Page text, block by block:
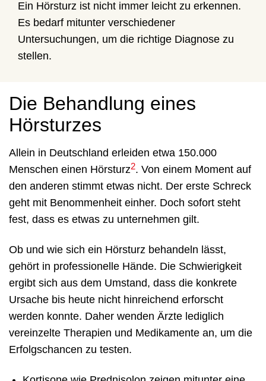
Ein Hörsturz ist nicht immer leicht zu erkennen.
Es bedarf mitunter verschiedener
Untersuchungen, um die richtige Diagnose zu
stellen.
Die Behandlung eines
Hörsturzes
Allein in Deutschland erleiden etwa 150.000
Menschen einen Hörsturz2. Von einem Moment auf
den anderen stimmt etwas nicht. Der erste Schreck
geht mit Benommenheit einher. Doch sofort steht
fest, dass es etwas zu unternehmen gilt.
Ob und wie sich ein Hörsturz behandeln lässt,
gehört in professionelle Hände. Die Schwierigkeit
ergibt sich aus dem Umstand, dass die konkrete
Ursache bis heute nicht hinreichend erforscht
werden konnte. Daher wenden Ärzte lediglich
vereinzelte Therapien und Medikamente an, um die
Erfolgschancen zu testen.